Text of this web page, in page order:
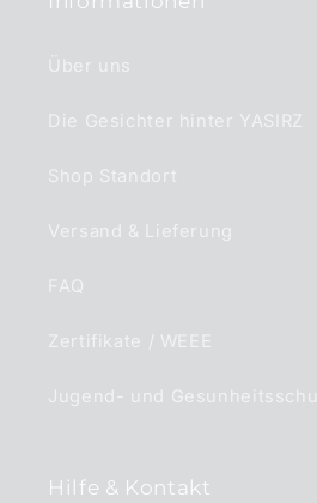
Über uns
Die Gesichter hinter YASIRZ
Shop Standort
Versand & Lieferung
FAQ
Zertifikate / WEEE
Jugend- und
Hilfe & Kontakt